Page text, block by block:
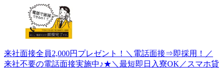
来社面接全員2,000円プレゼント！＼電話面接⇒即採用！／
来社不要の電話面接実施中♪★＼最短即日入寮OK／スマホ貸